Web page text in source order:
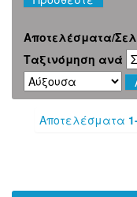
Αποτελέσματα/
Ταξινόμηση ανά
Αποτελέσματα